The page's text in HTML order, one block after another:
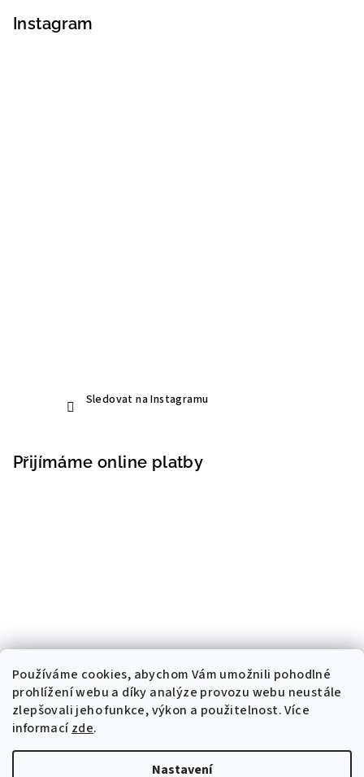
Používáme cookies, abychom Vám umožnili pohodlné
prohlížení webu a díky analýze provozu webu neustále
zlepšovali jeho funkce, výkon a použitelnost. Více
informacízde.
Nastavení
Instagram
Sledovat na Instagramu
Přijímáme online platby